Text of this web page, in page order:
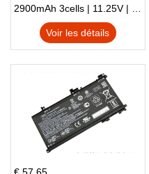
X540LA-SI302 X540SA
X540S
2900mAh 3cells | 11.25V | Li-ion ...
Voir les détails